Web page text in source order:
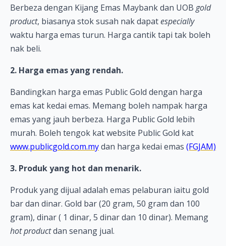
Berbeza dengan Kijang Emas Maybank dan UOB gold
product, biasanya stok susah nak dapatespecially
waktu harga emas turun. Harga cantik tapi tak boleh
nak beli.
2. Harga emas yang rendah.
Bandingkan harga emas Public Gold dengan harga
emas kat kedai emas. Memang boleh nampak harga
emas yang jauh berbeza. Harga Public Gold lebih
murah. Boleh tengok kat website Public Gold kat
www.publicgold.com.mydan harga kedai emas (FGJAM)
3. Produk yang hot dan menarik.
Produk yang dijual adalah emas pelaburan iaitu gold
bar dan dinar. Gold bar (20 gram, 50 gram dan 100
gram), dinar ( 1 dinar, 5 dinar dan 10 dinar). Memang
hot productdan senang jual.